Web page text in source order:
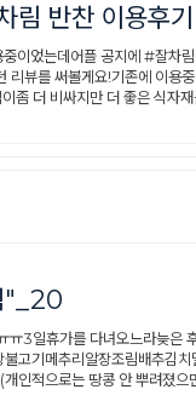
반찬 이용후기
이었는데어플 공지에 #잘차
리뷰를 써볼게요!​기존에
더 비싸지만 더 좋은 식자재
"_20
ㅠ3일휴가를 다녀오느라늦
고기메추리알장조림배추김
인적으로는 땅콩 안 뿌려졌